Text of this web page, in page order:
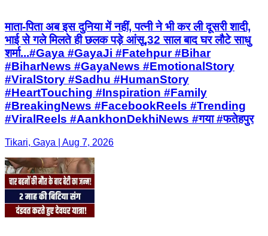
माता-पिता अब इस दुनिया में नहीं, पत्नी ने भी कर ली दूसरी शादी,
भाई से गले मिलते ही छलक पड़े आंसू,32 साल बाद घर लौटे साधु
शर्मा...#Gaya #GayaJi #Fatehpur #Bihar
#BiharNews #GayaNews #EmotionalStory
#ViralStory #Sadhu #HumanStory
#HeartTouching #Inspiration #Family
#BreakingNews #FacebookReels #Trending
#ViralReels #AankhonDekhiNews #गया #फतेहपुर
Tikari, Gaya | Aug 7, 2026